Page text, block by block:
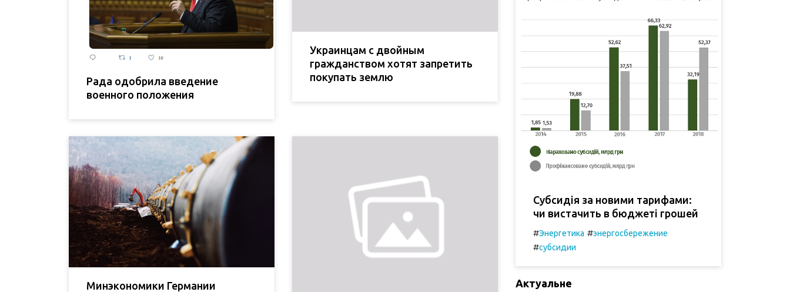
Рада одобрила введение
военного положения
Украинцам с двойным
гражданством хотят запретить
покупать землю
Минэкономики Германии
Субсидія за новими тарифами:
чи вистачить в бюджеті грошей
#Энергетика #энергосбережение
#субсидии
Актуальне